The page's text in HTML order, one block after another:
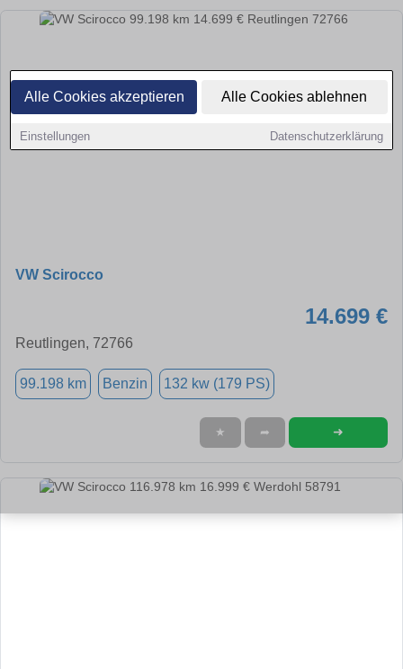
Alle Cookies akzeptieren Alle Cookies ablehnen
Einstellungen Datenschutzerklärung
VW Scirocco
14.699 €
Reutlingen, 72766
99.198 km Benzin 132 kw (179 PS)
★ ➦ ➜